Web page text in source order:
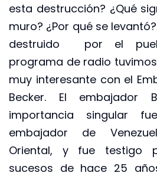
esta destrucción? ¿Qué
muro? ¿Por qué se
destruido por el
programa de radio
muy interesante con el
Becker. El embajador
importancia singular
embajador de
Oriental, y fue testigo
sucesos de hace 25